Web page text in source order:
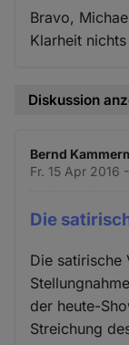
Bravo,
Klarheit
Diskussion
Bernd
Fr. 15 Apr 2016
Die
Die satirische
der heute-
Streichung